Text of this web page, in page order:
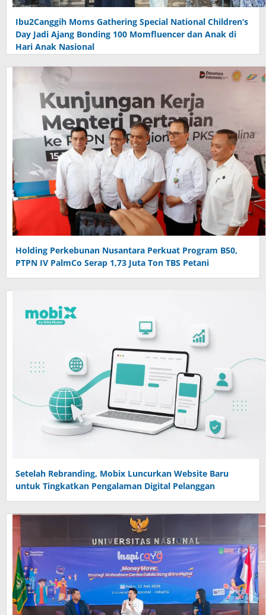
Ibu2Canggih Moms Gathering Special National Children’s
Day Jadi Ajang Bonding 100 Momfluencer dan Anak di
Hari Anak Nasional
Holding Perkebunan Nusantara Perkuat Program B50,
PTPN IV PalmCo Serap 1,73 Juta Ton TBS Petani
Setelah Rebranding, Mobix Luncurkan Website Baru
untuk Tingkatkan Pengalaman Digital Pelanggan